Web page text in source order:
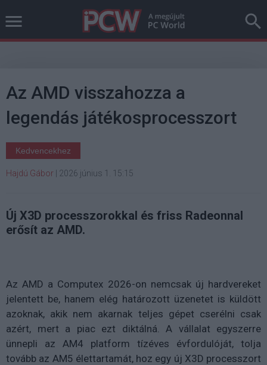
Az AMD visszahozza a
legendás játékosprocesszort
Kedvencekhez
Hajdú Gábor 2026 június 1. 15:15
Új X3D processzorokkal és friss Radeonnal
erősít az AMD.
Az AMD a Computex 2026-on nemcsak új hardvereket
jelentett be, hanem elég határozott üzenetet is küldött
azoknak, akik nem akarnak teljes gépet cserélni csak
azért, mert a piac ezt diktálná. A vállalat egyszerre
ünnepli az AM4 platform tízéves évfordulóját, tolja
tovább az AM5 élettartamát, hoz egy új X3D processzort